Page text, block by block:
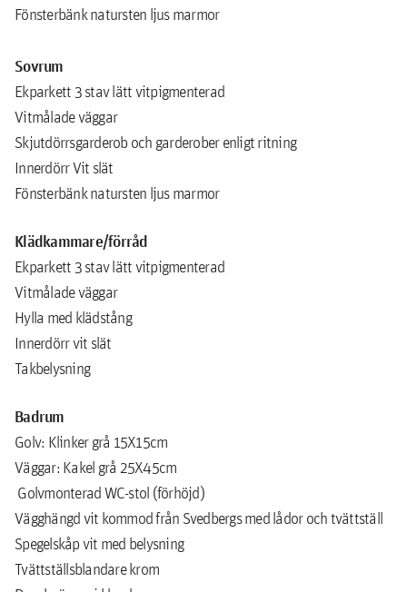
Fönsterbänk natursten ljus marmor
Sovrum
Ekparkett 3 stav lätt vitpigmenterad
Vitmålade väggar
Skjutdörrsgarderob och garderober enligt ritning
Innerdörr Vit slät
Fönsterbänk natursten ljus marmor
Klädkammare/förråd
Ekparkett 3 stav lätt vitpigmenterad
Vitmålade väggar
Hylla med klädstång
Innerdörr vit slät
Takbelysning
Badrum
Golv: Klinker grå 15X15cm
Väggar: Kakel grå 25X45cm
Golvmonterad WC-stol (förhöjd)
Vägghängd vit kommod från Svedbergs med lådor och tvättställ
Spegelskåp vit med belysning
Tvättställsblandare krom